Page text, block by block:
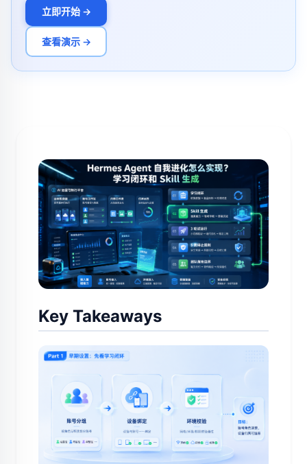
立即开始 →
查看演示 →
Key Takeaways